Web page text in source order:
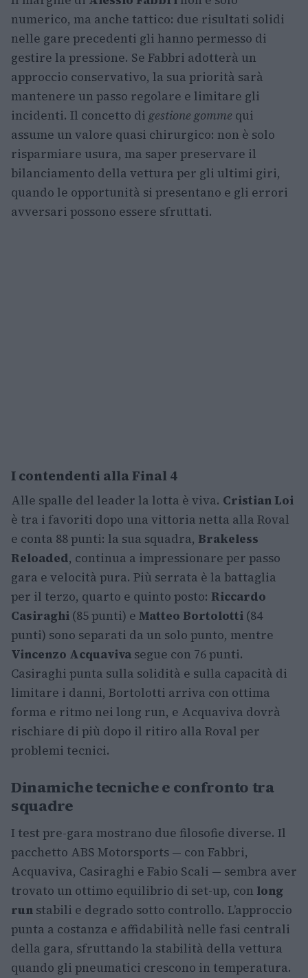
numerico, ma anche tattico: due risultati solidi
nelle gare precedenti gli hanno permesso di
gestire la pressione. Se Fabbri adotterà un
approccio conservativo, la sua priorità sarà
mantenere un passo regolare e limitare gli
incidenti. Il concetto di gestione gomme qui
assume un valore quasi chirurgico: non è solo
risparmiare usura, ma saper preservare il
bilanciamento della vettura per gli ultimi giri,
quando le opportunità si presentano e gli errori
avversari possono essere sfruttati.
I contendenti alla Final 4
Alle spalle del leader la lotta è viva. Cristian Loi
è tra i favoriti dopo una vittoria netta alla Roval
e conta 88 punti: la sua squadra, Brakeless
Reloaded, continua a impressionare per passo
gara e velocità pura. Più serrata è la battaglia
per il terzo, quarto e quinto posto: Riccardo
Casiraghi (85 punti) e Matteo Bortolotti (84
punti) sono separati da un solo punto, mentre
Vincenzo Acquaviva segue con 76 punti.
Casiraghi punta sulla solidità e sulla capacità di
limitare i danni, Bortolotti arriva con ottima
forma e ritmo nei long run, e Acquaviva dovrà
rischiare di più dopo il ritiro alla Roval per
problemi tecnici.
Dinamiche tecniche e confronto tra
squadre
I test pre-gara mostrano due filosofie diverse. Il
pacchetto ABS Motorsports — con Fabbri,
Acquaviva, Casiraghi e Fabio Scali — sembra aver
trovato un ottimo equilibrio di set-up, con long
run stabili e degrado sotto controllo. L’approccio
punta a costanza e affidabilità nelle fasi centrali
della gara, sfruttando la stabilità della vettura
quando gli pneumatici crescono in temperatura.